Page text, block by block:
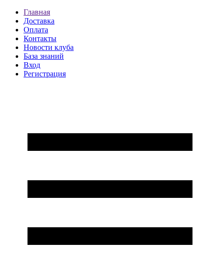
Главная
Доставка
Оплата
Контакты
Новости клуба
База знаний
Вход
Регистрация